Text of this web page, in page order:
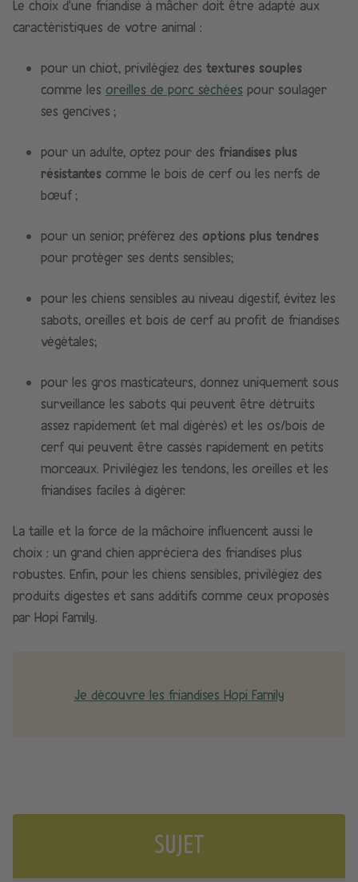
Le choix d’une friandise à mâcher doit être adapté aux
caractéristiques de votre animal :
pour un chiot, privilégiez des textures souples
comme les oreilles de porc séchées pour soulager
ses gencives ;
pour un adulte, optez pour des friandises plus
résistantes comme le bois de cerf ou les nerfs de
bœuf ;
pour un senior, préférez des options plus tendres
pour protéger ses dents sensibles;
pour les chiens sensibles au niveau digestif, évitez les
sabots, oreilles et bois de cerf au profit de friandises
végétales;
pour les gros masticateurs, donnez uniquement sous
surveillance les sabots qui peuvent être détruits
assez rapidement (et mal digérés) et les os/bois de
cerf qui peuvent être cassés rapidement en petits
morceaux. Privilégiez les tendons, les oreilles et les
friandises faciles à digérer.
La taille et la force de la mâchoire influencent aussi le
choix : un grand chien appréciera des friandises plus
robustes. Enfin, pour les chiens sensibles, privilégiez des
produits digestes et sans additifs comme ceux proposés
par Hopi Family.
Je découvre les friandises Hopi Family
SUJET